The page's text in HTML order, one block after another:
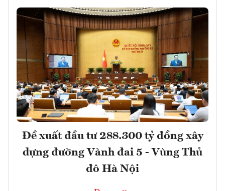
Đề xuất đầu tư 288.300 tỷ đồng xây
dựng đường Vành đai 5 - Vùng Thủ
đô Hà Nội